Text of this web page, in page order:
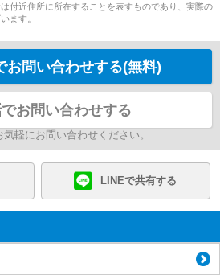
付近住所に所在することを表すものであり、実際の
ます。
お問い合わせする(無料)
お問い合わせする
軽にお問い合わせください。
LINEで共有する